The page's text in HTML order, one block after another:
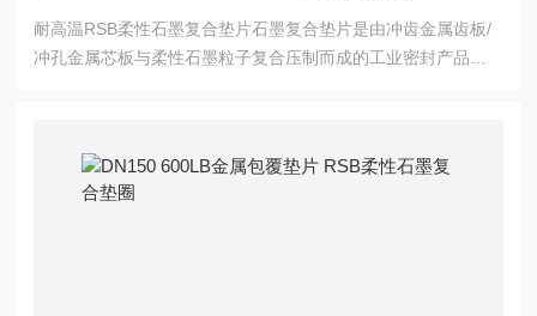
耐高温RSB柔性石墨复合垫片石墨复合垫片是由冲齿金属齿板/
冲孔金属芯板与柔性石墨粒子复合压制而成的工业密封产品。